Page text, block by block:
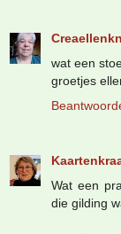
wat een
groetjes
Wat een
die gilding